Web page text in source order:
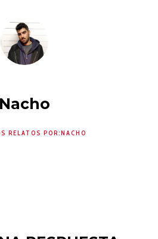
Nacho
RELATOS POR:NACHO